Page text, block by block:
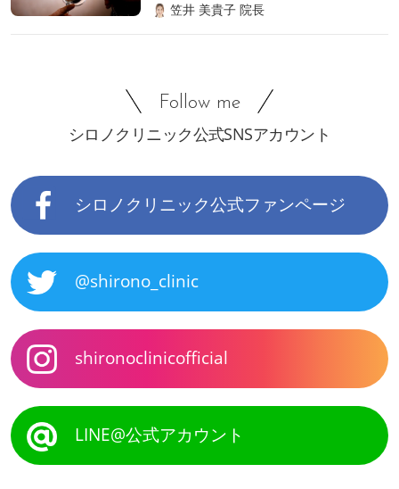
笠井 美貴子 院長
Follow me
シロノクリニック公式SNSアカウント
シロノクリニック公式ファンページ
@shirono_clinic
shironoclinicofficial
LINE@公式アカウント